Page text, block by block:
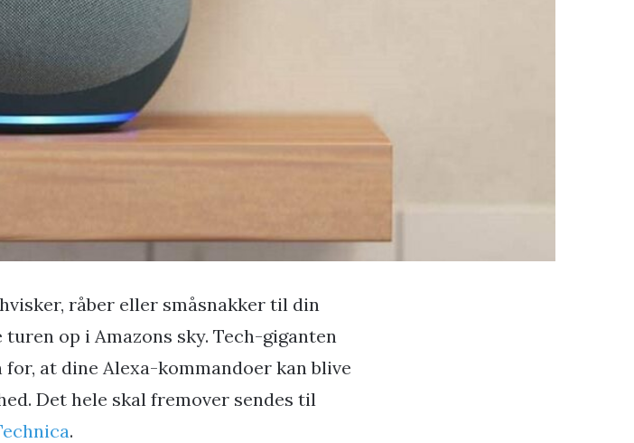
råber eller småsnakker til din
op i Amazons sky. Tech-giganten
at dine Alexa-kommandoer kan blive
Det hele skal fremover sendes til
.